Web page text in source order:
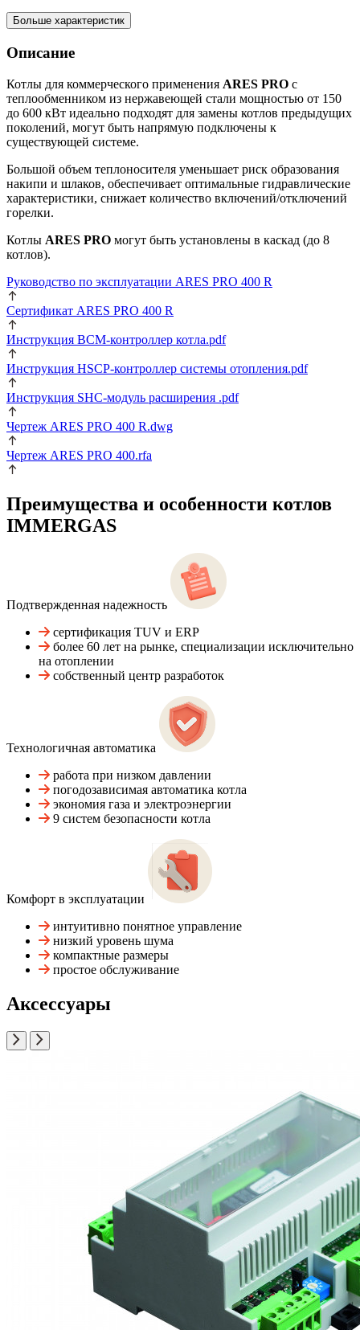
Больше характеристик
Описание
Котлы для коммерческого применения ARES PRO с
теплообменником из нержавеющей стали мощностью от 150
до 600 кВт идеально подходят для замены котлов предыдущих
поколений, могут быть напрямую подключены к
существующей системе.
Большой объем теплоносителя уменьшает риск образования
накипи и шлаков, обеспечивает оптимальные гидравлические
характеристики, снижает количество включений/отключений
горелки.
Котлы ARES PRO могут быть установлены в каскад (до 8
котлов).
Руководство по эксплуатации ARES PRO 400 R
Сертификат ARES PRO 400 R
Инструкция BCM-контроллер котла.pdf
Инструкция HSCP-контроллер системы отопления.pdf
Инструкция SHC-модуль расширения .pdf
Чертеж ARES PRO 400 R.dwg
Чертеж ARES PRO 400.rfa
Преимущества и особенности котлов
IMMERGAS
Подтвержденная надежность
сертификация TUV и ERP
более 60 лет на рынке, специализации исключительно
на отоплении
собственный центр разработок
Технологичная автоматика
работа при низком давлении
погодозависимая автоматика котла
экономия газа и электроэнергии
9 систем безопасности котла
Комфорт в эксплуатации
интуитивно понятное управление
низкий уровень шума
компактные размеры
простое обслуживание
Аксессуары